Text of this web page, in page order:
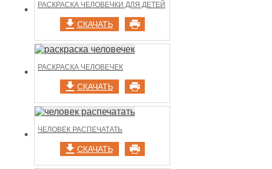
РАСКРАСКА ЧЕЛОВЕЧКИ ДЛЯ ДЕТЕЙ
СКАЧАТЬ
РАСКРАСКА ЧЕЛОВЕЧЕК
СКАЧАТЬ
ЧЕЛОВЕК РАСПЕЧАТАТЬ
СКАЧАТЬ